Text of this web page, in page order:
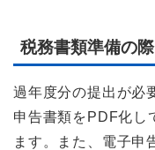
税務書類準備の
過年度分の提出が必
申告書類をPDF化し
ます。また、電子申